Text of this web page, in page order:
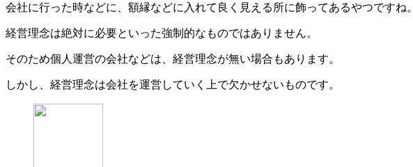
会社に行った時などに、額縁などに入れて良く見える所に飾ってあるやつですね。
経営理念は絶対に必要といった強制的なものではありません。
そのため個人運営の会社などは、経営理念が無い場合もあります。
しかし、経営理念は会社を運営していく上で欠かせないものです。